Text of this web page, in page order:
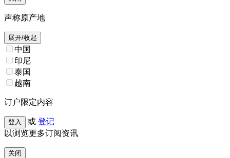
声称原产地
展开/收起
中国
印尼
泰国
越南
订户限定内容
登入 或 登记
以浏览更多订阅资讯
关闭